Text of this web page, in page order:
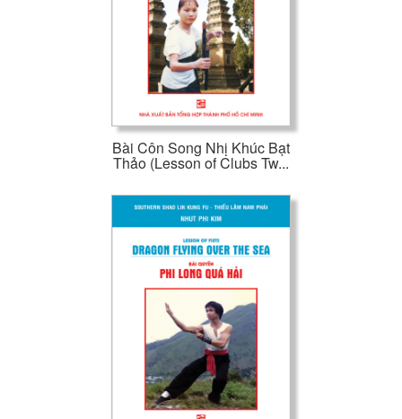
Bài Côn Song Nhị Khúc Bạt
Thảo (Lesson of Clubs Tw...